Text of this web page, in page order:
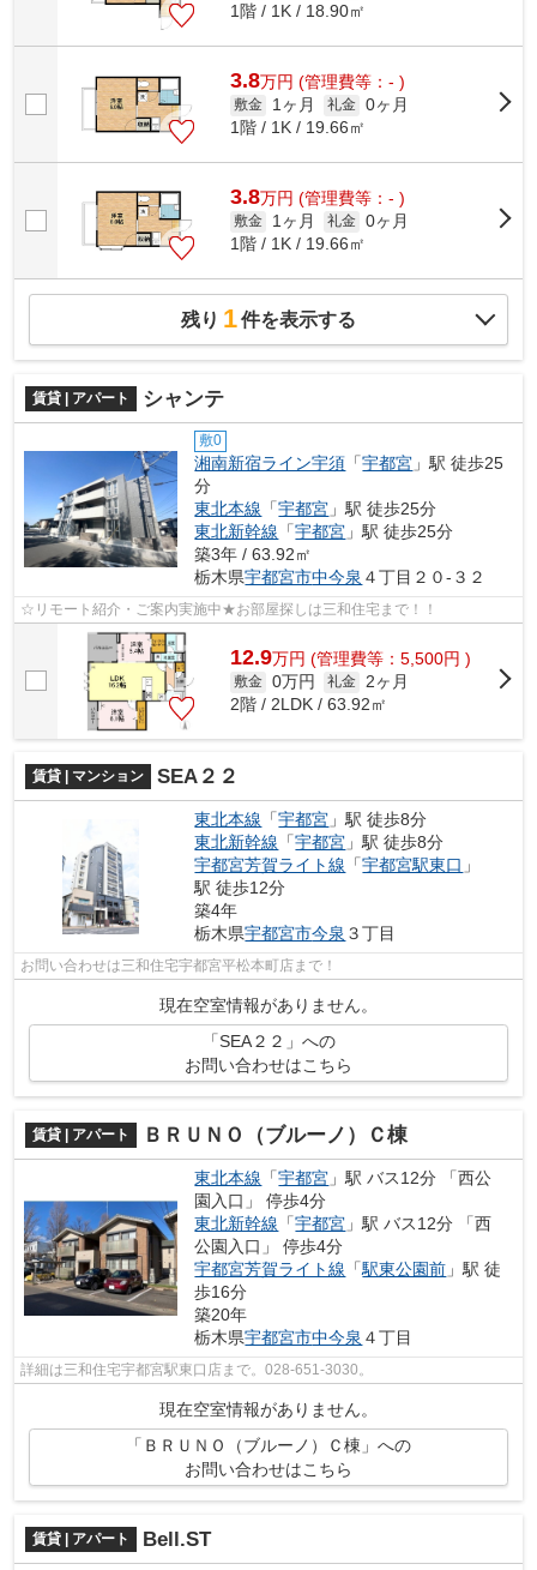
1階 / 1K / 18.90㎡
3.8万円 (管理費等：- )
敷金 1ヶ月 礼金 0ヶ月
1階 / 1K / 19.66㎡
3.8万円 (管理費等：- )
敷金 1ヶ月 礼金 0ヶ月
1階 / 1K / 19.66㎡
残り 1件を表示する
賃貸 | アパート シャンテ
敷0
湘南新宿ライン宇須 「宇都宮 」駅 徒歩25
分
東北本線 「宇都宮 」駅 徒歩25分
東北新幹線 「宇都宮 」駅 徒歩25分
築3年 / 63.92㎡
栃木県宇都宮市中今泉 ４丁目２０-３２
☆リモート紹介・ご案内実施中★お部屋探しは三和住宅まで！！
12.9万円 (管理費等：5,500円 )
敷金 0万円 礼金
2ヶ月
2階 / 2LDK / 63.92㎡
賃貸 | マンション SEA２２
東北本線 「宇都宮 」駅 徒歩8分
東北新幹線 「宇都宮 」駅 徒歩8分
宇都宮芳賀ライト線 「宇都宮駅東口 」
駅 徒歩12分
築4年
栃木県宇都宮市今泉 ３丁目
お問い合わせは三和住宅宇都宮平松本町店まで！
現在空室情報がありません。
「SEA２２」への
お問い合わせはこちら
賃貸 | アパート ＢＲＵＮＯ（ブルーノ）Ｃ棟
東北本線 「宇都宮 」駅 バス12分 「西公
園入口」 停歩4分
東北新幹線 「宇都宮 」駅 バス12分 「西
公園入口」 停歩4分
宇都宮芳賀ライト線 「駅東公園前 」駅 徒
歩16分
築20年
栃木県宇都宮市中今泉 ４丁目
詳細は三和住宅宇都宮駅東口店まで。028-651-3030。
現在空室情報がありません。
「ＢＲＵＮＯ（ブルーノ）Ｃ棟」への
お問い合わせはこちら
賃貸 | アパート Bell.ST